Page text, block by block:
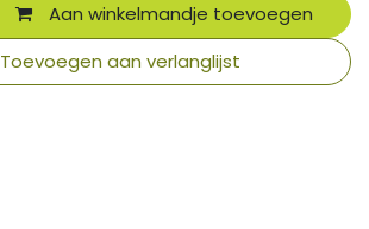
Aan winkelmandje toevoegen
Toevoegen aan verlanglijst